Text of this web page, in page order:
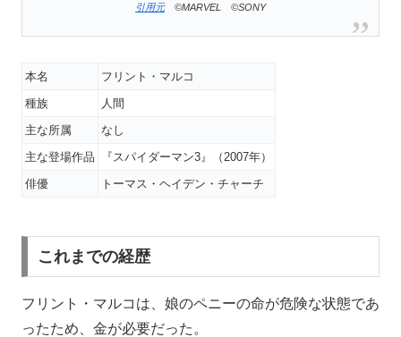
引用元 ©MARVEL ©SONY
本名
フリント・マルコ
種族
人間
主な所属
なし
主な登場作品
『スパイダーマン3』（2007年）
俳優
トーマス・ヘイデン・チャーチ
これまでの経歴
フリント・マルコは、娘のペニーの命が危険な状態であ
ったため、金が必要だった。